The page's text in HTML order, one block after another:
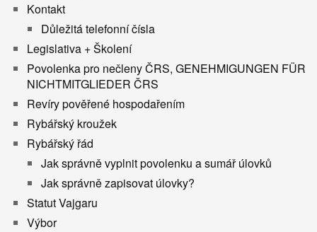
Kontakt
Důležitá telefonní čísla
Legislativa + Školení
Povolenka pro nečleny ČRS, GENEHMIGUNGEN FÜR
NICHTMITGLIEDER ČRS
Revíry pověřené hospodařením
Rybářský kroužek
Rybářský řád
Jak správně vyplnit povolenku a sumář úlovků
Jak správně zapisovat úlovky?
Statut Vajgaru
Výbor